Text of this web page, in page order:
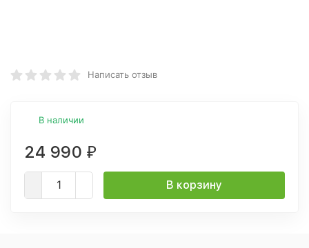
Написать отзыв
В наличии
24 990 ₽
В корзину